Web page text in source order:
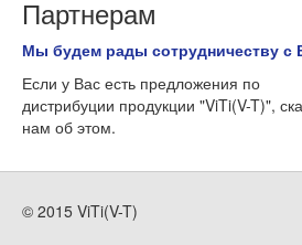
Партнерам
Мы будем рады сотрудничеству с
Если у Вас есть предложения по
дистрибуции продукции "ViTi(V-T)",
нам об этом.
© 2015 ViTi(V-T)